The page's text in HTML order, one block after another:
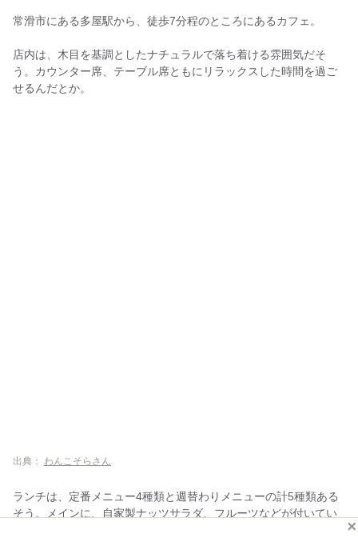
常滑市にある多屋駅から、徒歩7分程のところにあるカフェ。
店内は、木目を基調としたナチュラルで落ち着ける雰囲気だそ
う。カウンター席、テーブル席ともにリラックスした時間を過ご
せるんだとか。
出典： わんこそらさん
ランチは、定番メニュー4種類と週替わりメニューの計5種類ある
そう。メインに、自家製ナッツサラダ、フルーツなどが付いてい